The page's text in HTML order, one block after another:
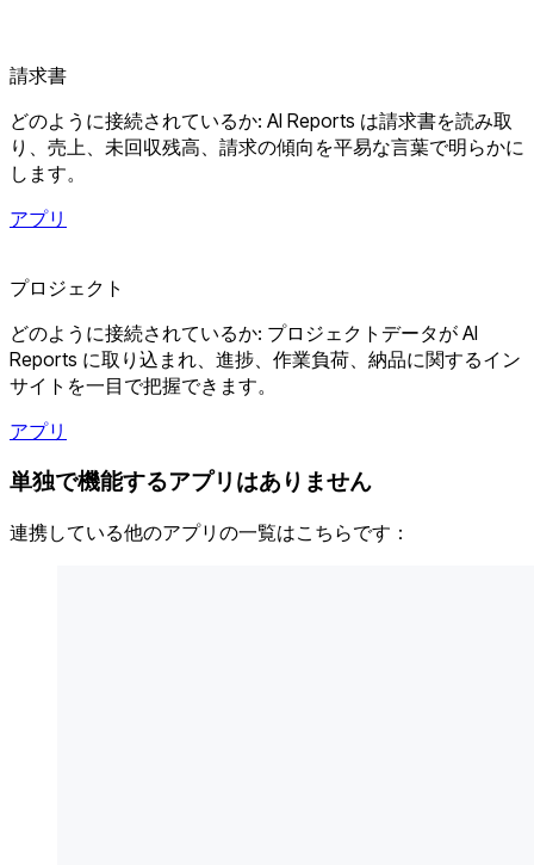
請求書
どのように接続されているか: AI Reports は請求書を読み取
り、売上、未回収残高、請求の傾向を平易な言葉で明らかに
します。
アプリ
プロジェクト
どのように接続されているか: プロジェクトデータが AI
Reports に取り込まれ、進捗、作業負荷、納品に関するイン
サイトを一目で把握できます。
アプリ
単独で機能するアプリはありません
連携している他のアプリの一覧はこちらです：